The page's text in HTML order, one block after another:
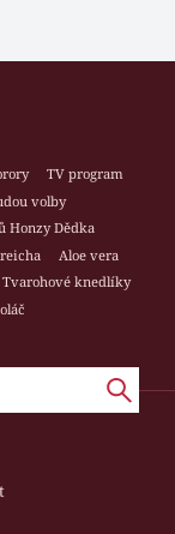
TV program
volby
Honzy Dědka
Aloe vera
Tvarohové knedlíky